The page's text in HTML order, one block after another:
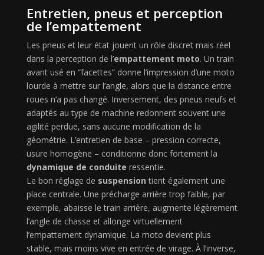
Entretien, pneus et perception
de l’empattement
Les pneus et leur état jouent un rôle discret mais réel
dans la perception de l’empattement moto. Un train
avant usé en “facettes” donne l’impression d’une moto
lourde à mettre sur l’angle, alors que la distance entre
roues n’a pas changé. Inversement, des pneus neufs et
adaptés au type de machine redonnent souvent une
agilité perdue, sans aucune modification de la
géométrie. L’entretien de base – pression correcte,
usure homogène – conditionne donc fortement la
dynamique de conduite ressentie.
Le bon réglage de suspension tient également une
place centrale. Une précharge arrière trop faible, par
exemple, abaisse le train arrière, augmente légèrement
l’angle de chasse et allonge virtuellement
l’empattement dynamique. La moto devient plus
stable, mais moins vive en entrée de virage. À l’inverse,